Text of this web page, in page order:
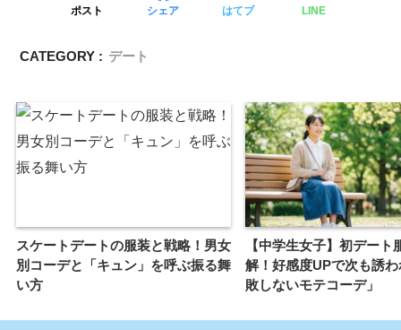
ポスト シェア はてブ LINE
CATEGORY : デート
スケートデートの服装と戦略！男女
別コーデと「キュン」を呼ぶ振る舞
い方
【中学生女子】初デート
解！好感度UPで次も誘
敗しないモテコーデ」